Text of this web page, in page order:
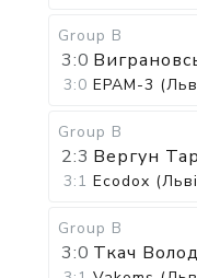
Group B
3:0
3:0 EPAM-3
Group B
2:3 Вергун
3:1 Ecodox
Group B
3:0 Ткач